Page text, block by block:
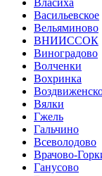
Васильевское
Вельяминово
ВНИИССОК
Виноградово
Волченки
Вохринка
Вялки
Гжель
Гальчино
Всеволодово
Врачово-
Ганусово